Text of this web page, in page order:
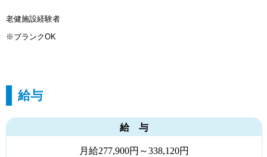
老健施設経験者
※ブランクOK
給与
給 与
月給277,900円～338,120円